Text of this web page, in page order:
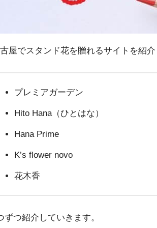
屋でスタンド花を贈れるサイトを紹
プレミアガーデン
Hito Hana（ひとはな）
Hana Prime
K’s flower novo
花木香
ずつ紹介していきます。